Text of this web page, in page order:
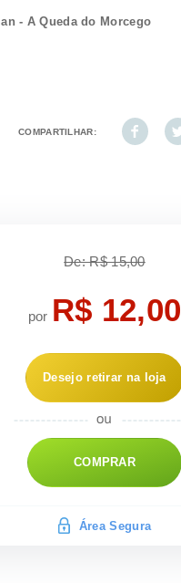
- A Queda do Morcego
COMPARTILHAR:
De: R$ 15,00
por R$ 12,00
Desejo retirar na loja
COMPRAR
Área Segura